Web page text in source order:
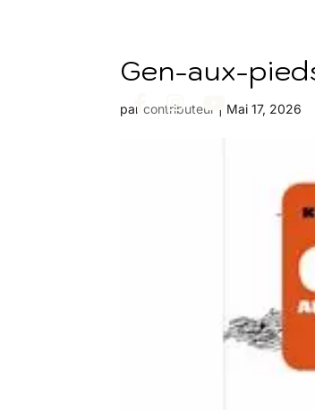
Gen-aux-
parcontributeur | Mai 17, 2026